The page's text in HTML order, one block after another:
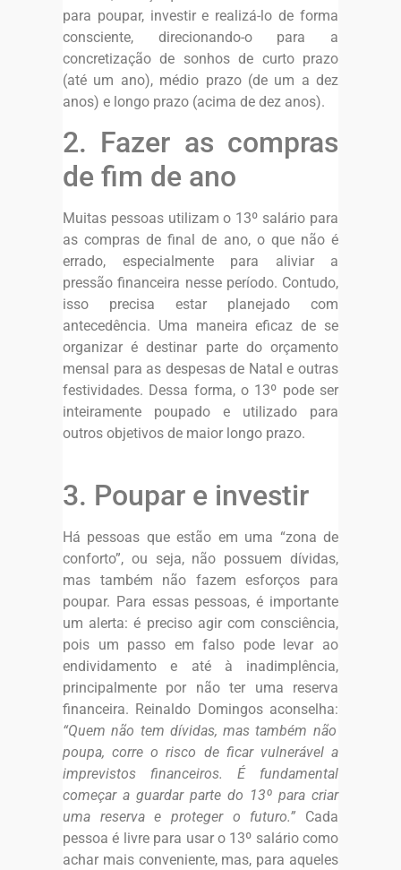
para poupar, investir e realizá-lo de forma
consciente, direcionando-o para a
concretização de sonhos de curto prazo
(até um ano), médio prazo (de um a dez
anos) e longo prazo (acima de dez anos).
2. Fazer as compras
de fim de ano
Muitas pessoas utilizam o 13º salário para
as compras de final de ano, o que não é
errado, especialmente para aliviar a
pressão financeira nesse período. Contudo,
isso precisa estar planejado com
antecedência. Uma maneira eficaz de se
organizar é destinar parte do orçamento
mensal para as despesas de Natal e outras
festividades. Dessa forma, o 13º pode ser
inteiramente poupado e utilizado para
outros objetivos de maior longo prazo.
3. Poupar e investir
Há pessoas que estão em uma “zona de
conforto”, ou seja, não possuem dívidas,
mas também não fazem esforços para
poupar. Para essas pessoas, é importante
um alerta: é preciso agir com consciência,
pois um passo em falso pode levar ao
endividamento e até à inadimplência,
principalmente por não ter uma reserva
financeira. Reinaldo Domingos aconselha:
“Quem não tem dívidas, mas também não
poupa, corre o risco de ficar vulnerável a
imprevistos financeiros. É fundamental
começar a guardar parte do 13º para criar
uma reserva e proteger o futuro.” Cada
pessoa é livre para usar o 13º salário como
achar mais conveniente, mas, para aqueles